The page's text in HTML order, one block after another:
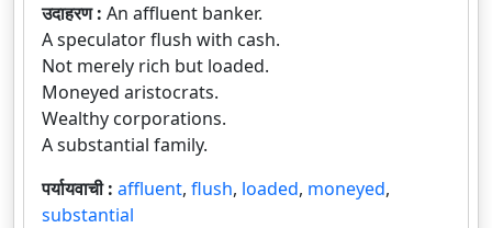
उदाहरण : An affluent banker.
A speculator flush with cash.
Not merely rich but loaded.
Moneyed aristocrats.
Wealthy corporations.
A substantial family.
पर्यायवाची : affluent, flush, loaded, moneyed,
substantial